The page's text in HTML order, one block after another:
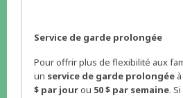
Service de garde prolongée
Pour offrir plus de flexibilité aux
un service de garde prolongée
$ par jourou 50 $ par semaine.